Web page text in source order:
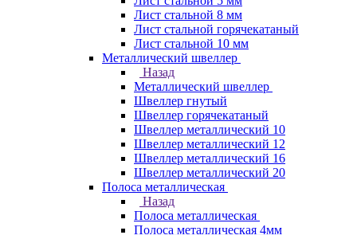
Лист стальной 8 мм
Лист стальной горячекатаный
Лист стальной 10 мм
Металлический швеллер
Назад
Металлический швеллер
Швеллер гнутый
Швеллер горячекатаный
Швеллер металлический 10
Швеллер металлический 12
Швеллер металлический 16
Швеллер металлический 20
Полоса металлическая
Назад
Полоса металлическая
Полоса металлическая 4мм